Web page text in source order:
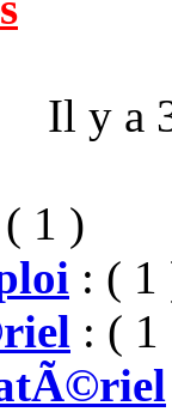
Il y a
1 )
: ( 1
: ( 1